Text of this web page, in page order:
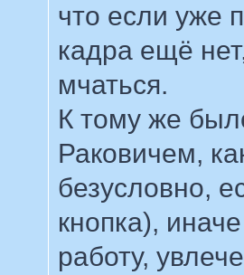
что если уже
кадра ещё
мчаться.
К тому же
Раковичем,
безусловно,
кнопка),
работу,